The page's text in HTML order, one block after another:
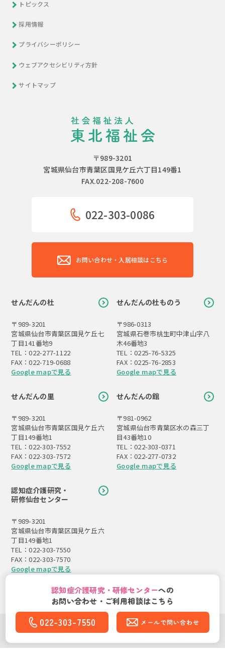
認知症介護研究・研修センターへの
お問い合わせ・ご利用相談はこちら
022-303-7550 メールで問い合わせ
トピックス
採用情報
プライバシーポリシー
ウェブアクセシビリティ方針
サイトマップ
〒989-3201
宮城県仙台市青葉区国見ケ丘六丁目149番1
FAX.022-208-7600
022-303-0086
お問い合わせ・入居相談はこちら
せんだんの杜
〒989-3201
宮城県仙台市青葉区国見ケ丘七
丁目141番地9
TEL：022-277-1122
FAX：022-719-0688
Google mapで見る
せんだんの杜ものう
〒986-0313
宮城県石巻市桃生町中津山字八
木46番地3
TEL：0225-76-5325
FAX：0225-76-2853
Google mapで見る
せんだんの里
〒989-3201
宮城県仙台市青葉区国見ケ丘六
丁目149番地1
TEL：022-303-7552
FAX：022-303-7572
Google mapで見る
せんだんの館
〒981-0962
宮城県仙台市青葉区水の森三丁
目43番地10
TEL：022-303-0371
FAX：022-277-0732
Google mapで見る
認知症介護研究・
研修仙台センター
〒989-3201
宮城県仙台市青葉区国見ケ丘六
丁目149番地1
TEL：022-303-7550
FAX：022-303-7570
Google mapで見る
Copyright(C)社会福祉法人 東北福祉会